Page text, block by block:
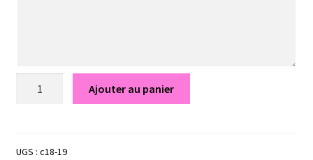
Gardiennes
Ajouter au panier
UGS : c18-19